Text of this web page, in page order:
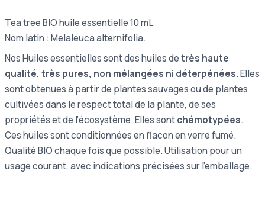
Tea tree BIO huile essentielle 10 mL
Nom latin : Melaleuca alternifolia.
Nos Huiles essentielles sont des huiles detrès haute
qualité, très pures, non mélangées ni déterpénées. Elles
sont obtenues à partir de plantes sauvages ou de plantes
cultivées dans le respect total de la plante, de ses
propriétés et de l’écosystème. Elles sontchémotypées.
Ces huiles sont conditionnées en flacon en verre fumé.
Qualité BIO chaque fois que possible. Utilisation pour un
usage courant, avec indications précisées sur l’emballage.